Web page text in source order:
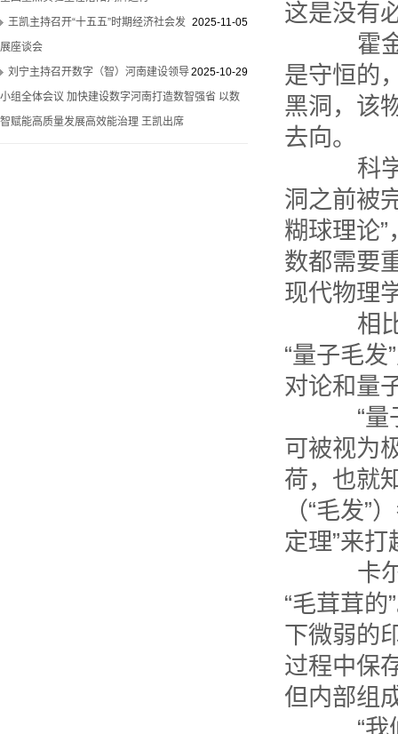
2025-11-05
王凯主持召开“十五五”时期经济社会发
展座谈会
2025-10-29
刘宁主持召开数字（智）河南建设领导
小组全体会议 加快建设数字河南打造数智强省 以数
智赋能高质量发展高效能治理 王凯出席
这是没有
霍金
是守恒的
黑洞，该
去向。
科学
洞之前被
糊球理论
数都需要
现代物理
相比
“量子毛
对论和量
“量子
可被视为
荷，也就
（“毛发
定理”来
卡尔
“毛茸茸
下微弱的
过程中保
但内部组
“我们